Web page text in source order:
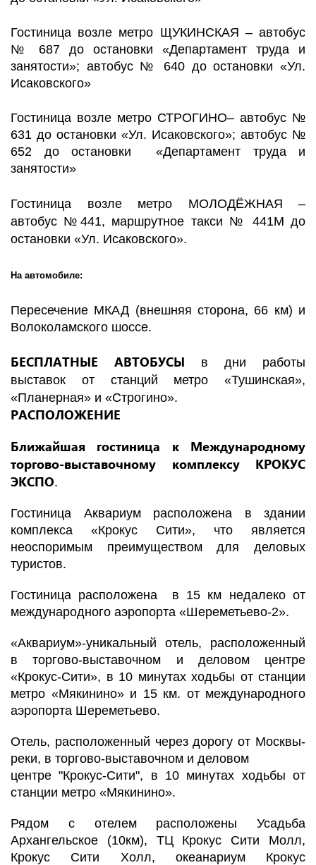
Гостиница возле метро ЩУКИНСКАЯ – автобус
№ 687 до остановки «Департамент труда и
занятости»; автобус № 640 до остановки «Ул.
Исаковского»
Гостиница возле метро СТРОГИНО– автобус №
631 до остановки «Ул. Исаковского»; автобус №
652 до остановки «Департамент труда и
занятости»
Гостиница возле метро МОЛОДЁЖНАЯ –
автобус №441, маршрутное такси № 441М до
остановки «Ул. Исаковского».
На автомобиле:
Пересечение МКАД (внешняя сторона, 66 км) и
Волоколамского шоссе.
БЕСПЛАТНЫЕ АВТОБУСЫ в дни работы
выставок от станций метро «Тушинская»,
«Планерная» и «Строгино».
РАСПОЛОЖЕНИЕ
Ближайшая гостиница к Международному
торгово-выставочному комплексу КРОКУС
ЭКСПО.
Гостиница Аквариум расположена в здании
комплекса «Крокус Сити», что является
неоспоримым преимуществом для деловых
туристов.
Гостиница расположена в 15 км недалеко от
международного аэропорта «Шереметьево-2».
«Аквариум»-уникальный отель, расположенный
в торгово-выставочном и деловом центре
«Крокус-Сити», в 10 минутах ходьбы от станции
метро «Мякинино» и 15 км. от международного
аэропорта Шереметьево.
Отель, расположенный через дорогу от Москвы-
реки, в торгово-выставочном и деловом
центре "Крокус-Сити", в 10 минутах ходьбы от
станции метро «Мякинино».
Рядом с отелем расположены Усадьба
Архангельское (10км), ТЦ Крокус Сити Молл,
Крокус Сити Холл, океанариум Крокус